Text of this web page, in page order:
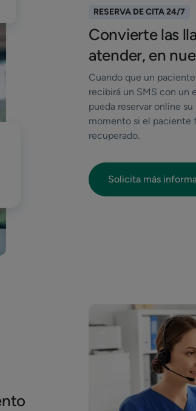
RESERVA DE CITA 24/7
Convierte las
atender, en
Cuando que un
recibirá un SMS con un
pueda reservar online
momento si el paciente
recuperado.
Solicita más